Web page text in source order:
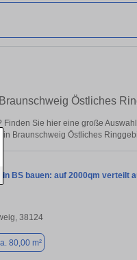
Östliches
Sie hier eine große
Braunschweig Östliches
in BS bauen: auf 2000qm verteilt
38124
80,00 m²